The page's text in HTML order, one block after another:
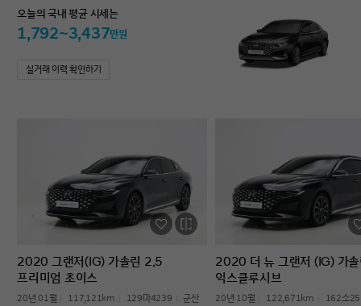
오늘의 국내 평균 시세는
1,792~3,437만원
실거래 이력 확인하기
2020 그랜저(IG) 가솔린 2.5
프리미엄 초이스
20년 01월 117,121km 129마4239 군산
2020 더 뉴 그랜저 (IG) 가
익스클루시브
20년 10월 122,671km 162소